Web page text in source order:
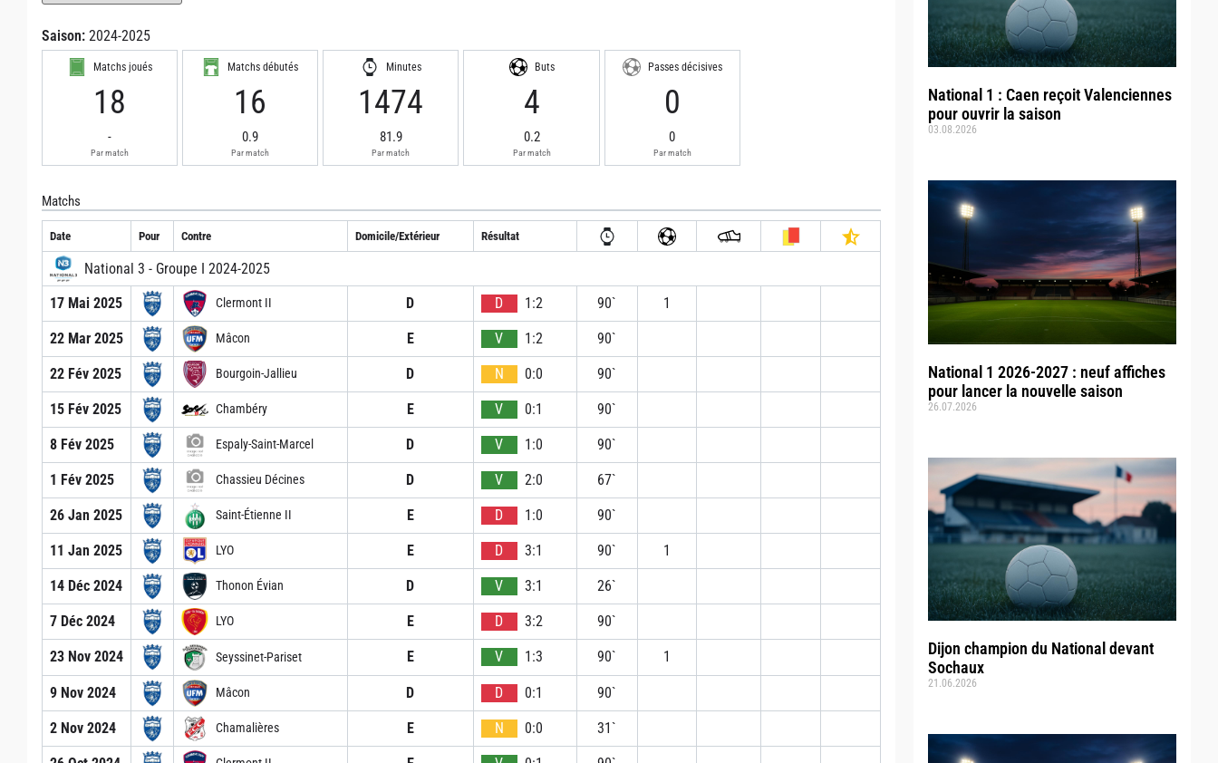
National 1 : Caen reçoit Valenciennes
pour ouvrir la saison
03.08.2026
National 1 2026-2027 : neuf affiches
pour lancer la nouvelle saison
26.07.2026
Dijon champion du National devant
Sochaux
21.06.2026
Saison: 2024-2025
Matchs joués
18
-
Par match
Matchs débutés
16
0.9
Par match
Minutes
1474
81.9
Par match
Buts
4
0.2
Par match
Passes décisives
0
0
Par match
Matchs
Date Pour Contre Domicile/Extérieur Résultat
National 3 - Groupe I 2024-2025
17 Mai 2025
Clermont II D D 1:2 90` 1
22 Mar 2025 Mâcon E V 1:2 90`
22 Fév 2025 Bourgoin-Jallieu D N 0:0 90`
15 Fév 2025 Chambéry E V 0:1 90`
8 Fév 2025 Espaly-Saint-Marcel D V 1:0 90`
1 Fév 2025 Chassieu Décines D V 2:0 67`
26 Jan 2025 Saint-Étienne II E D 1:0 90`
11 Jan 2025 LYO E D 3:1 90` 1
14 Déc 2024 Thonon Évian D V 3:1 26`
7 Déc 2024 LYO E D 3:2 90`
23 Nov 2024 Seyssinet-Pariset E V 1:3 90` 1
9 Nov 2024 Mâcon D D 0:1 90`
2 Nov 2024 Chamalières E N 0:0 31`